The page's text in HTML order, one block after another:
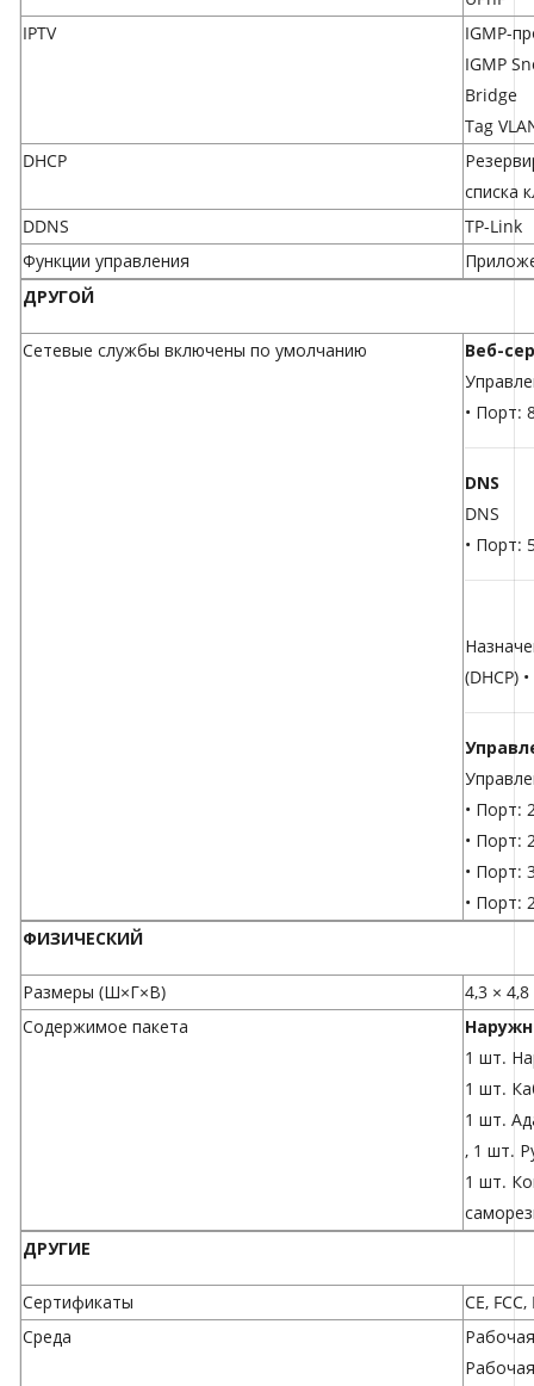
IPTV
IGMP-
IGMP
Bridge
Tag
DHCP
списка
DDNS
TP-Link
Функции управления
ДРУГОЙ
Сетевые службы включены по умолчанию
Веб-
• Порт:
DNS
DNS
• Порт:
(DHCP)
• Порт:
• Порт:
• Порт:
• Порт:
ФИЗИЧЕСКИЙ
Размеры (Ш×Г×В)
4,3 ×
Содержимое пакета
1 шт.
1 шт.
1 шт.
, 1 шт.
1 шт.
ДРУГИЕ
Сертификаты
CE, FCC,
Среда